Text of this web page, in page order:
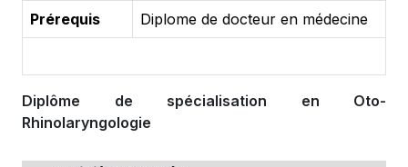
Prérequis Diplome de docteur en médecine
Diplôme de spécialisation en Oto-
Rhinolaryngologie